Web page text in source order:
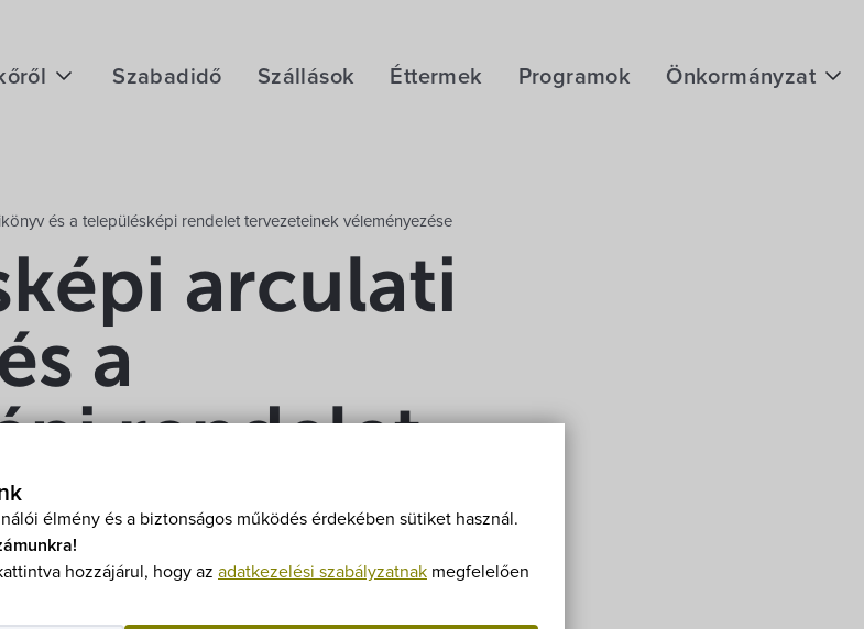
élmény és a biztonságos működés érdekében sütiket használ.
hozzájárul, hogy az adatkezelési szabályzatnak megfelelően
adottság
történelme
Szabadidő Szállások Éttermek Programok Önkormányzat
és a településképi rendelet tervezeteinek véleményezése
arculati
a
rendelet